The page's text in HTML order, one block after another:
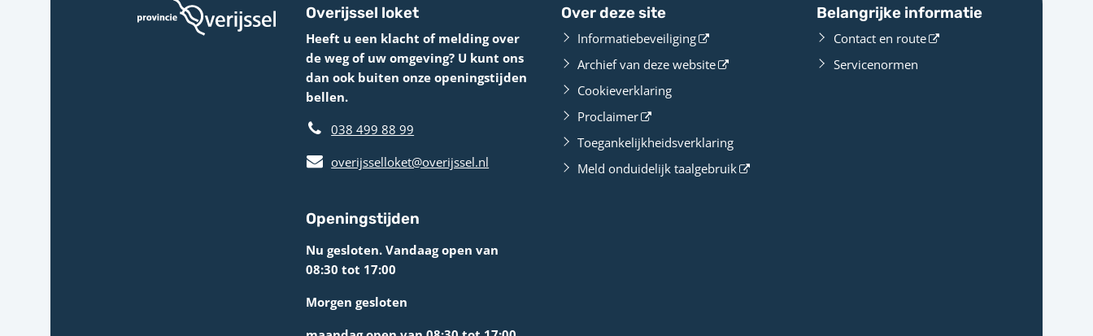
Overijssel loket
Heeft u een klacht of melding over
de weg of uw omgeving? U kunt ons
dan ook buiten onze openingstijden
bellen.
038 499 88 99
overijsselloket@overijssel.nl
Openingstijden
Nu gesloten. Vandaag open van
08:30 tot 17:00
Morgen gesloten
Over deze site
Informatiebeveiliging
Archief van deze website
Cookieverklaring
Proclaimer
Toegankelijkheidsverklaring
Meld onduidelijk taalgebruik
Belangrijke informatie
Contact en route
Servicenormen